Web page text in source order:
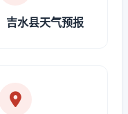
吉水县天气预报